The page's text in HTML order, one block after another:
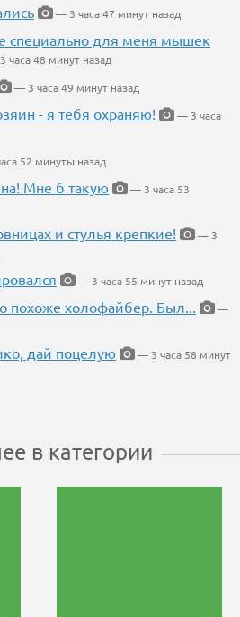
— 3 часа 47 минут назад
специально для меня мышек
часа 48 минут назад
— 3 часа 49 минут назад
- я тебя охраняю!
— 3 часа
52 минуты назад
Мне б такую
— 3 часа 53
и стулья крепкие!
— 3
— 3 часа 55 минут назад
похоже холофайбер. Был...
—
дай поцелую
— 3 часа 58 минут
в категории